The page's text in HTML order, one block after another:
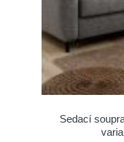
Sedací